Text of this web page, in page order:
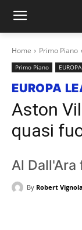
Home Primo Piano
Primo Piano
EUROPA
Aston
quasi
Al
By Robert Vignola